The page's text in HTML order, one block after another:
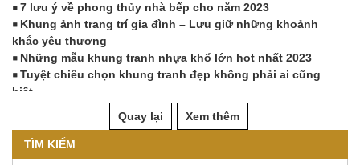
7 lưu ý về phong thủy nhà bếp cho năm 2023
Khung ảnh trang trí gia đình – Lưu giữ những khoảnh
khắc yêu thương
Những mẫu khung tranh nhựa khổ lớn hot nhất 2023
Tuyệt chiêu chọn khung tranh đẹp không phải ai cũng
biết
Hướng dẫn chọn khung tranh trang trí tốt cho ngôi nhà
nhỏ
Quay lại Xem thêm
TÌM KIẾM